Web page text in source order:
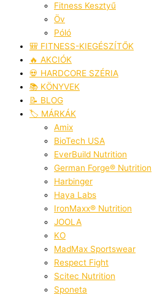
Fitness Kesztyű
Öv
Póló
🎒 FITNESS-KIEGÉSZÍTŐK
🔥 AKCIÓK
💀 HARDCORE SZÉRIA
📚 KÖNYVEK
📝 BLOG
🏷️ MÁRKÁK
Amix
BioTech USA
EverBuild Nutrition
German Forge® Nutrition
Harbinger
Haya Labs
IronMaxx® Nutrition
JOOLA
KO
MadMax Sportswear
Respect Fight
Scitec Nutrition
Sponeta